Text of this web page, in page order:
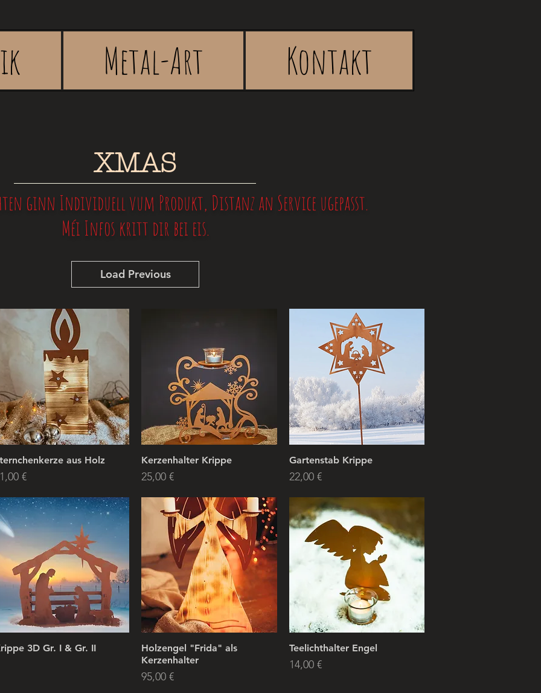
Metal-Art Kontakt
XMAS
ginn Individuell vum Produkt, Distanz an Service ugepasst.
Méi Infos kritt dir bei eis.
Load Previous
aus Holz
€
Kerzenhalter Krippe
Price
25,00 €
Gartenstab Krippe
Price
22,00 €
3D Gr. I & Gr. II
Holzengel "Frida" als
Kerzenhalter
Price
95,00 €
Teelichthalter Engel
Price
14,00 €